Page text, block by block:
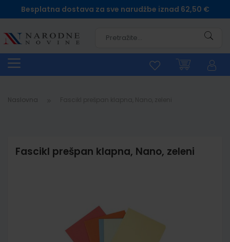
Besplatna dostava za sve narudžbe iznad 62,50 €
Naslovna
Fascikl prešpan klapna, Nano, zeleni